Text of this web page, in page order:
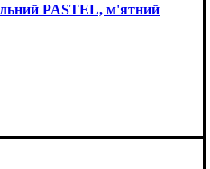
PASTEL, м'ятний